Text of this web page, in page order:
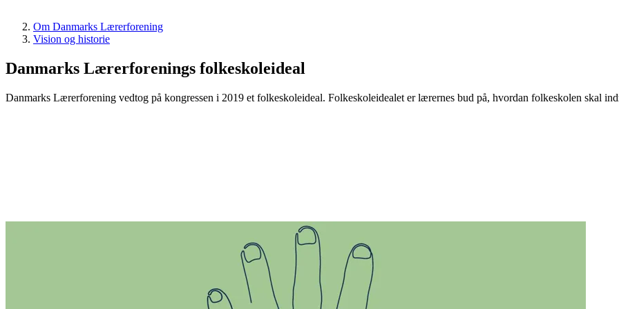
Om Danmarks Lærerforening
Vision og historie
Danmarks Lærerforenings folkeskoleideal
Danmarks Lærerforening vedtog på kongressen i 2019 et folkeskoleideal. Folkeskoleidealet er lærernes bud på, hvordan folkeskolen skal